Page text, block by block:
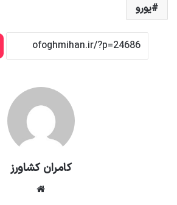
یورو
کامران کشاورز